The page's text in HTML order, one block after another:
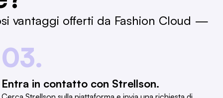
vantaggi offerti da Fashion Cloud —
03.
Entra in contatto con Strellson.